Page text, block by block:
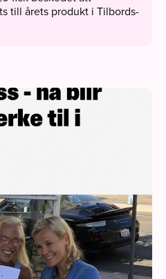
till årets produkt i Tilbords-